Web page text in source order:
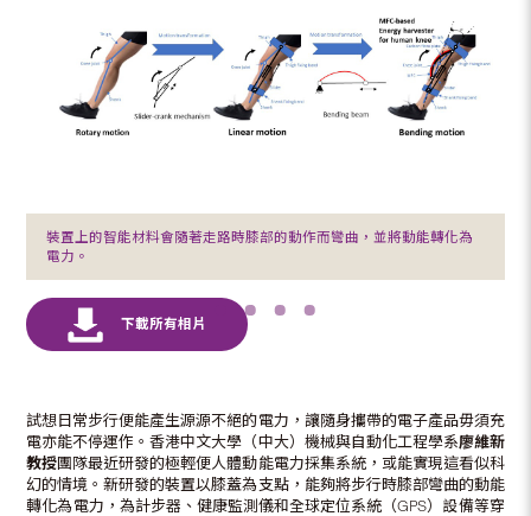
裝置上的智能材料會隨著走路時膝部的動作而彎曲，並將動能轉化為
電力。
試想日常步行便能產生源源不絕的電力，讓隨身攜帶的電子產品毋須充
電亦能不停運作。香港中文大學（中大）機械與自動化工程學系廖維新
教授團隊最近研發的極輕便人體動能電力採集系統，或能實現這看似科
幻的情境。新研發的裝置以膝蓋為支點，能夠將步行時膝部彎曲的動能
轉化為電力，為計步器、健康監測儀和全球定位系統（GPS）設備等穿